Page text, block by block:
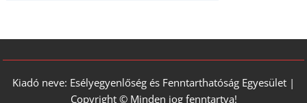
Kiadó neve: Esélyegyenlőség és Fenntarthatóság Egyesület |
Copyright © Minden jog fenntartva!